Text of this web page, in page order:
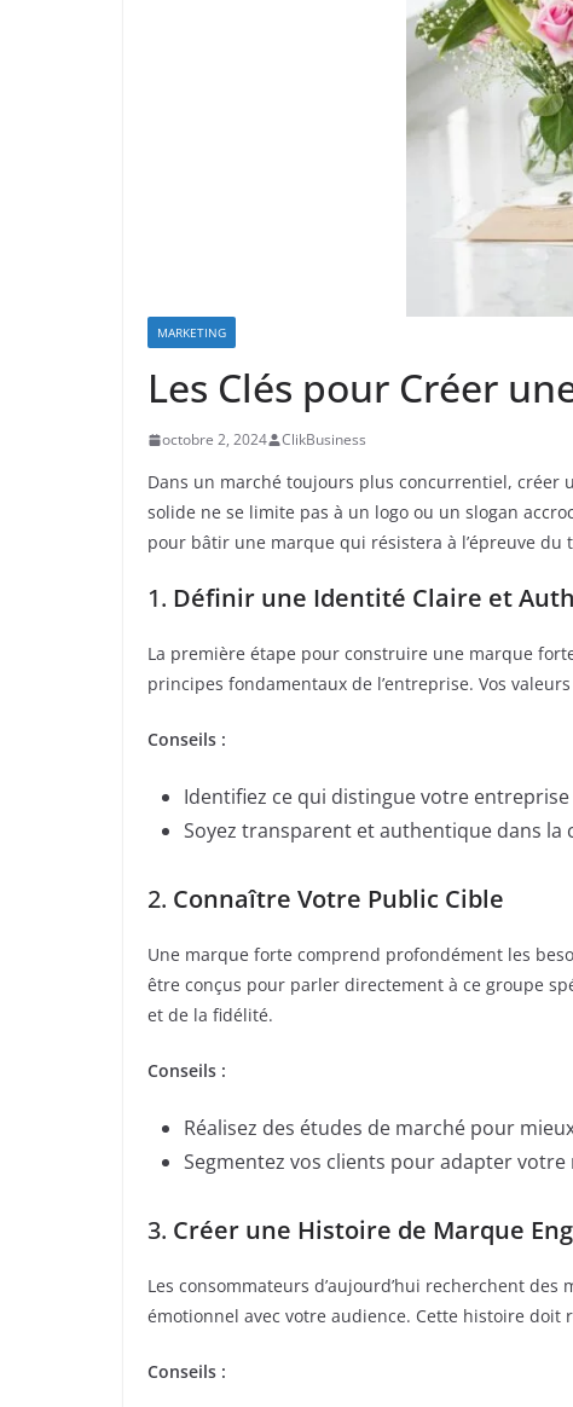
MARKETING
Les Clés pour Créer
octobre 2, 2024 ClikBusiness
Dans un marché toujours plus concurrentiel,
solide ne se limite pas à un logo ou un slogan
pour bâtir une marque qui résistera à l’épreuve du
1. Définir une Identité Claire et
La première étape pour construire une marque
principes fondamentaux de l’entreprise. Vos
Conseils :
Identifiez ce qui distingue votre
Soyez transparent et authentique dans
2. Connaître Votre Public Cible
Une marque forte comprend profondément les
être conçus pour parler directement à ce groupe
et de la fidélité.
Conseils :
Réalisez des études de marché pour
Segmentez vos clients pour adapter
3. Créer une Histoire de Marque
Les consommateurs d’aujourd’hui recherchent
émotionnel avec votre audience. Cette histoire doit
Conseils :